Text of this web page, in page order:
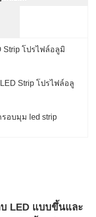
Strip โปรไฟล์อลูมิ
Strip โปรไฟล์อลู
รอบมุม led strip
LED แบบขึ้นและ